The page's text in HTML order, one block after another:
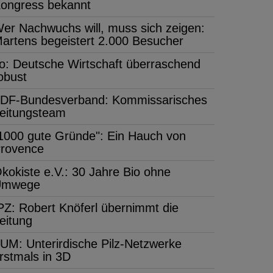
bekannt
Nachwuchs will, muss sich zeigen:
begeistert 2.000 Besucher
Deutsche Wirtschaft überraschend
Bundesverband: Kommissarisches
gute Gründe": Ein Hauch von
e.V.: 30 Jahre Bio ohne
Robert Knöferl übernimmt die
Unterirdische Pilz-Netzwerke
in 3D